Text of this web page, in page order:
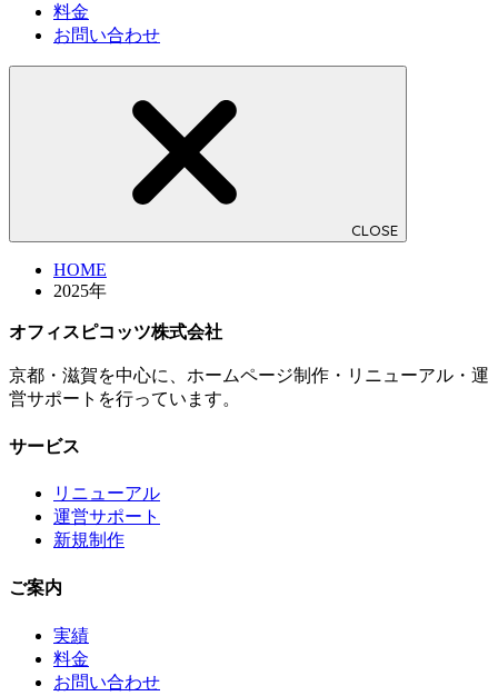
料金
お問い合わせ
CLOSE
HOME
2025年
オフィスピコッツ株式会社
京都・滋賀を中心に、ホームページ制作・リニューアル・運
営サポートを行っています。
サービス
リニューアル
運営サポート
新規制作
ご案内
実績
料金
お問い合わせ